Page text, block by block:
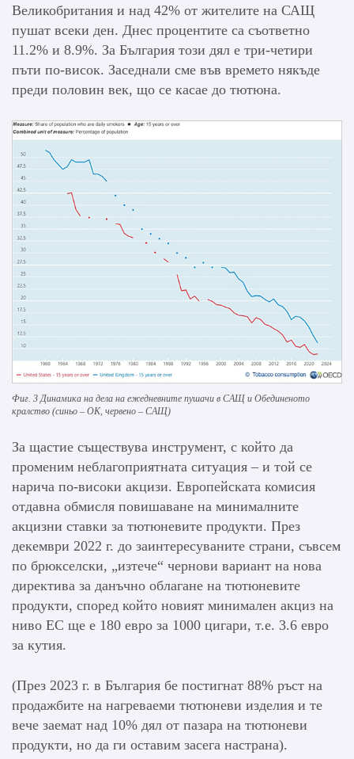
Великобритания и над 42% от жителите на САЩ
пушат всеки ден. Днес процентите са съответно
11.2% и 8.9%. За България този дял е три-четири
пъти по-висок. Заседнали сме във времето някъде
преди половин век, що се касае до тютюна.
Фиг. 3 Динамика на дела на ежедневните пушачи в САЩ и Обединеното
кралство (синьо – ОК, червено – САЩ)
За щастие съществува инструмент, с който да
променим неблагоприятната ситуация – и той се
нарича по-високи акцизи. Европейската комисия
отдавна обмисля повишаване на минималните
акцизни ставки за тютюневите продукти. През
декември 2022 г. до заинтересуваните страни, съвсем
по брюкселски, „изтече“ чернови вариант на нова
директива за данъчно облагане на тютюневите
продукти, според който новият минимален акциз на
ниво ЕС ще е 180 евро за 1000 цигари, т.е. 3.6 евро
за кутия.
(През 2023 г. в България бе постигнат 88% ръст на
продажбите на нагреваеми тютюневи изделия и те
вече заемат над 10% дял от пазара на тютюневи
продукти, но да ги оставим засега настрана).